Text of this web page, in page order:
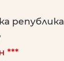
република
***